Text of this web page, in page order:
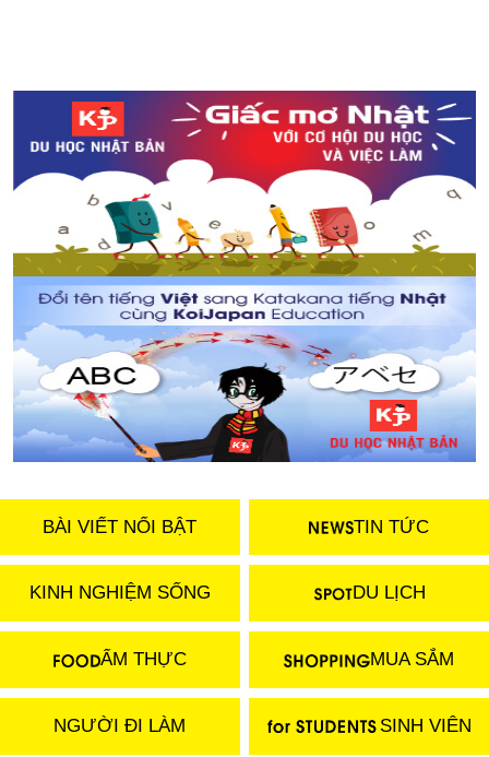
BÀI VIẾT NỔI BẬT TIN TỨC
KINH NGHIỆM SỐNG DU LỊCH
ẨM THỰC MUA SẮM
NGƯỜI ĐI LÀM SINH VIÊN